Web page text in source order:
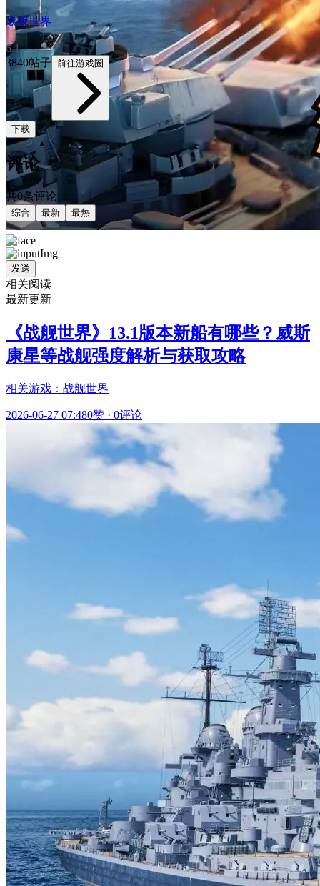
战舰世界
6.1
3840帖子 前往游戏圈
下载
评论
共0条评论
综合 最新 最热
发送
相关阅读
最新更新
《战舰世界》13.1版本新船有哪些？威斯
康星等战舰强度解析与获取攻略
相关游戏：战舰世界
2026-06-27 07:480赞 · 0评论